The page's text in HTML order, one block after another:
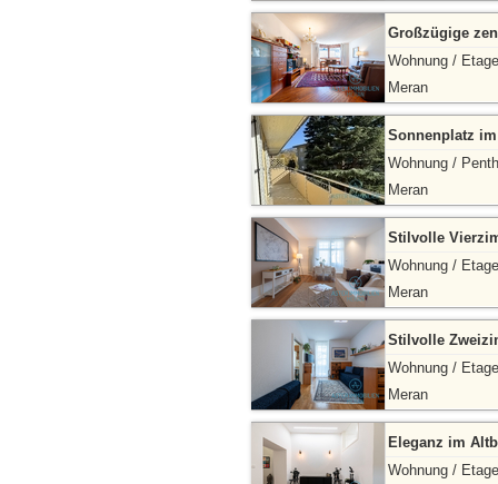
Großzügige
Wohnung / Etage
Meran
Sonnenplatz
Wohnung /
Meran
Stilvolle
Wohnung / Etage
Meran
Stilvolle
Wohnung / Etage
Meran
Eleganz im
Wohnung / Etage